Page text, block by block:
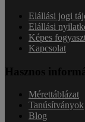
Elállási jogi
Elállási
Képes
Kapcsolat
Hasznos
Mérettáblázat
Tanúsítványok
Blog